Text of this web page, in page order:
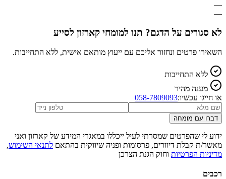
—
—
לא סגורים על הדגם? תנו למומחי קארזון לסייע
השאירו פרטים ונחזור אליכם עם ייעוץ מותאם אישית, ללא התחייבות.
ללא התחייבות
מענה מהיר
או חייגו עכשיו:058-7809093
דברו עם מומחה
ידוע לי שהפרטים שמסרתי לעיל ייכללו במאגרי המידע של קארזון ואני
מאשר/ת קבלת דיוורים, פרסומות ופניה שיווקית בהתאם לתנאי השימוש,
מדיניות הפרטיות וחוק הגנת הצרכן
רכבים